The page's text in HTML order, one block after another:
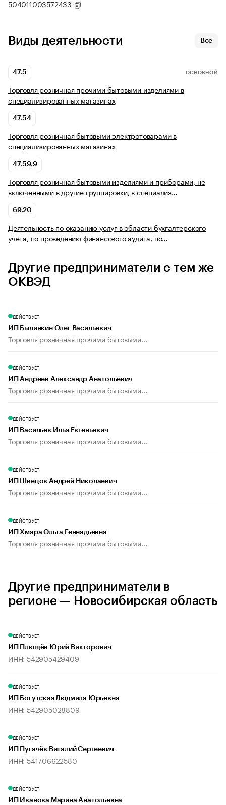
504011003572433
Виды деятельности Все
47.5 ОСНОВНОЙ
Торговля розничная прочими бытовыми изделиями в
специализированных магазинах
47.54
Торговля розничная бытовыми электротоварами в
специализированных магазинах
47.59.9
Торговля розничная бытовыми изделиями и приборами, не
включенными в другие группировки, в специализ…
69.20
Деятельность по оказанию услуг в области бухгалтерского
учета, по проведению финансового аудита, по…
Другие предприниматели с тем же
ОКВЭД
ДЕЙСТВУЕТ
ИП Былинкин Олег Васильевич
Торговля розничная прочими бытовыми...
ДЕЙСТВУЕТ
ИП Андреев Александр Анатольевич
Торговля розничная прочими бытовыми...
ДЕЙСТВУЕТ
ИП Васильев Илья Евгеньевич
Торговля розничная прочими бытовыми...
ДЕЙСТВУЕТ
ИП Швецов Андрей Николаевич
Торговля розничная прочими бытовыми...
ДЕЙСТВУЕТ
ИП Хмара Ольга Геннадьевна
Торговля розничная прочими бытовыми...
Другие предприниматели в
регионе — Новосибирская область
ДЕЙСТВУЕТ
ИП Плющёв Юрий Викторович
ИНН: 542905429409
ДЕЙСТВУЕТ
ИП Богутская Людмила Юрьевна
ИНН: 542905028809
ДЕЙСТВУЕТ
ИП Пугачёв Виталий Сергеевич
ИНН: 541706622580
ДЕЙСТВУЕТ
ИП Иванова Марина Анатольевна